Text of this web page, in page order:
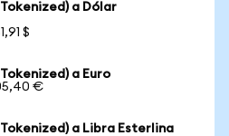
a Dólar
$
a Euro
€
a Libra Esterlina